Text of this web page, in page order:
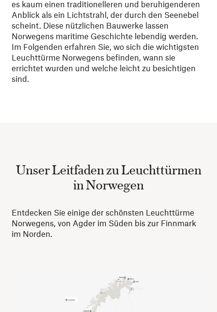
es kaum einen traditionelleren und beruhigenderen
Anblick als ein Lichtstrahl, der durch den Seenebel
scheint. Diese nützlichen Bauwerke lassen
Norwegens maritime Geschichte lebendig werden.
Im Folgenden erfahren Sie, wo sich die wichtigsten
Leuchttürme Norwegens befinden, wann sie
errichtet wurden und welche leicht zu besichtigen
sind.
Unser Leitfaden zu Leuchttürmen
in Norwegen
Entdecken Sie einige der schönsten Leuchttürme
Norwegens, von Agder im Süden bis zur Finnmark
im Norden.